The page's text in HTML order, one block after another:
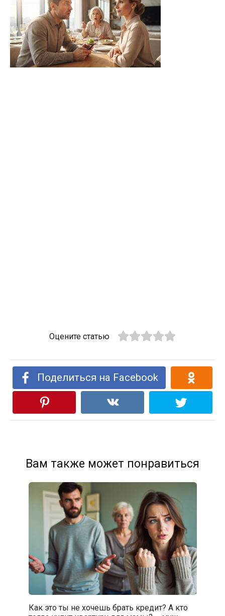
Оцените статью
Поделиться на Facebook
Вам также может понравиться
Как это ты не хочешь брать кредит? А кто